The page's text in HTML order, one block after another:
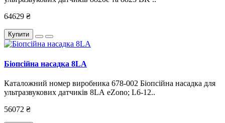
64629 ₴
Купити
Біопсійна насадка 8LА
Каталожний номер виробника 678-002 Біопсійна насадка для
ультразвукових датчиків 8LА eZono; L6-12..
56072 ₴